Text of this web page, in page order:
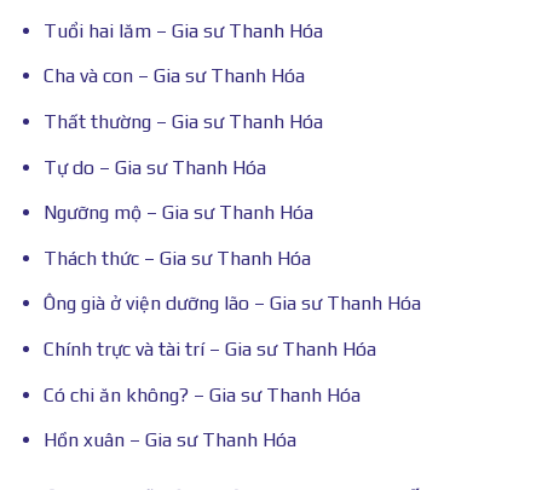
Tuổi hai lăm – Gia sư Thanh Hóa
Cha và con – Gia sư Thanh Hóa
Thất thường – Gia sư Thanh Hóa
Tự do – Gia sư Thanh Hóa
Ngưỡng mộ – Gia sư Thanh Hóa
Thách thức – Gia sư Thanh Hóa
Ông già ở viện dưỡng lão – Gia sư Thanh Hóa
Chính trực và tài trí – Gia sư Thanh Hóa
Có chi ăn không? – Gia sư Thanh Hóa
Hồn xuân – Gia sư Thanh Hóa